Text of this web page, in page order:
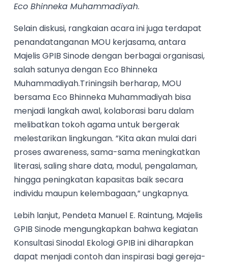
Eco Bhinneka Muhammadiyah.
Selain diskusi, rangkaian acara ini juga terdapat
penandatanganan MOU kerjasama, antara
Majelis GPIB Sinode dengan berbagai organisasi,
salah satunya dengan Eco Bhinneka
Muhammadiyah.Triningsih berharap, MOU
bersama Eco Bhinneka Muhammadiyah bisa
menjadi langkah awal, kolaborasi baru dalam
melibatkan tokoh agama untuk bergerak
melestarikan lingkungan. ”Kita akan mulai dari
proses awareness, sama-sama meningkatkan
literasi, saling share data, modul, pengalaman,
hingga peningkatan kapasitas baik secara
individu maupun kelembagaan,” ungkapnya.
Lebih lanjut, Pendeta Manuel E. Raintung, Majelis
GPIB Sinode mengungkapkan bahwa kegiatan
Konsultasi Sinodal Ekologi GPIB ini diharapkan
dapat menjadi contoh dan inspirasi bagi gereja-